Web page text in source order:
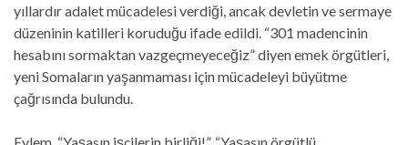
yıllardır adalet mücadelesi verdiği, ancak devletin ve sermaye
düzeninin katilleri koruduğu ifade edildi. “301 madencinin
hesabını sormaktan vazgeçmeyeceğiz” diyen emek örgütleri,
yeni Somaların yaşanmaması için mücadeleyi büyütme
çağrısında bulundu.
Eylem, “Yaşasın işçilerin birliği!”, “Yaşasın örgütlü